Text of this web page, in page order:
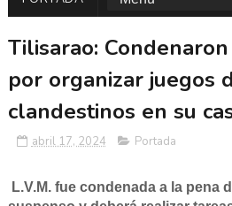
Tilisarao:
por organizar juegos
clandestinos en su
abril 17, 2024 Portada
L.V.M. fue condenada a la pena